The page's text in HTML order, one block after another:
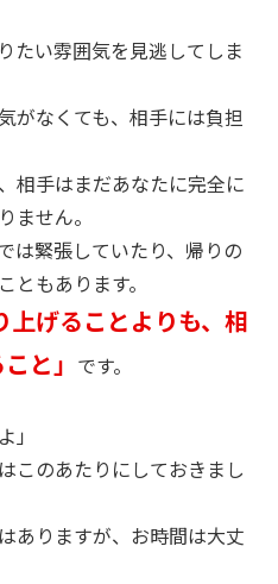
たい雰囲気を見逃してしま
がなくても、相手には負担
相手はまだあなたに完全に
ません。
は緊張していたり、帰りの
ともあります。
上げることよりも、相
と」 です。
」
このあたりにしておきまし
ありますが、お時間は大丈